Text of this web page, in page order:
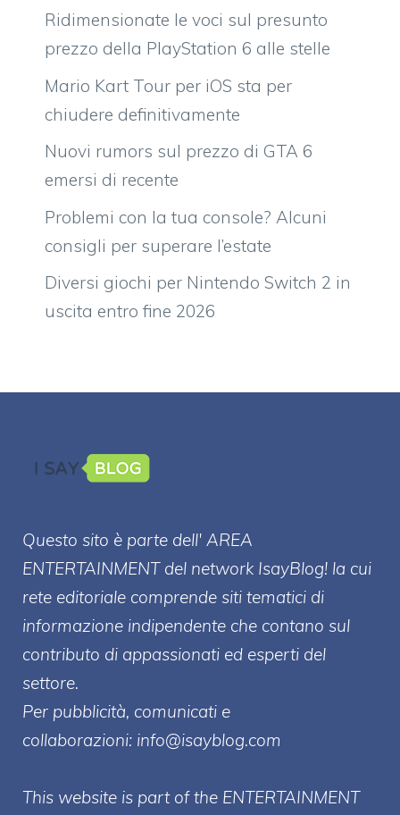
Ridimensionate le voci sul presunto
prezzo della PlayStation 6 alle stelle
Mario Kart Tour per iOS sta per
chiudere definitivamente
Nuovi rumors sul prezzo di GTA 6
emersi di recente
Problemi con la tua console? Alcuni
consigli per superare l’estate
Diversi giochi per Nintendo Switch 2 in
uscita entro fine 2026
Questo sito è parte dell' AREA
ENTERTAINMENT del network IsayBlog! la cui
rete editoriale comprende siti tematici di
informazione indipendente che contano sul
contributo di appassionati ed esperti del
settore.
Per pubblicità, comunicati e
collaborazioni: info@isayblog.com
This website is part of the ENTERTAINMENT